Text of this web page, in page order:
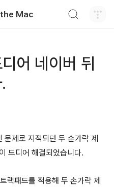
Mac
어 네이버 뒤
제로 지적되던 두 손가락 제
드디어 해결되었습니다.
랙패드를 적용해 두 손가락 제